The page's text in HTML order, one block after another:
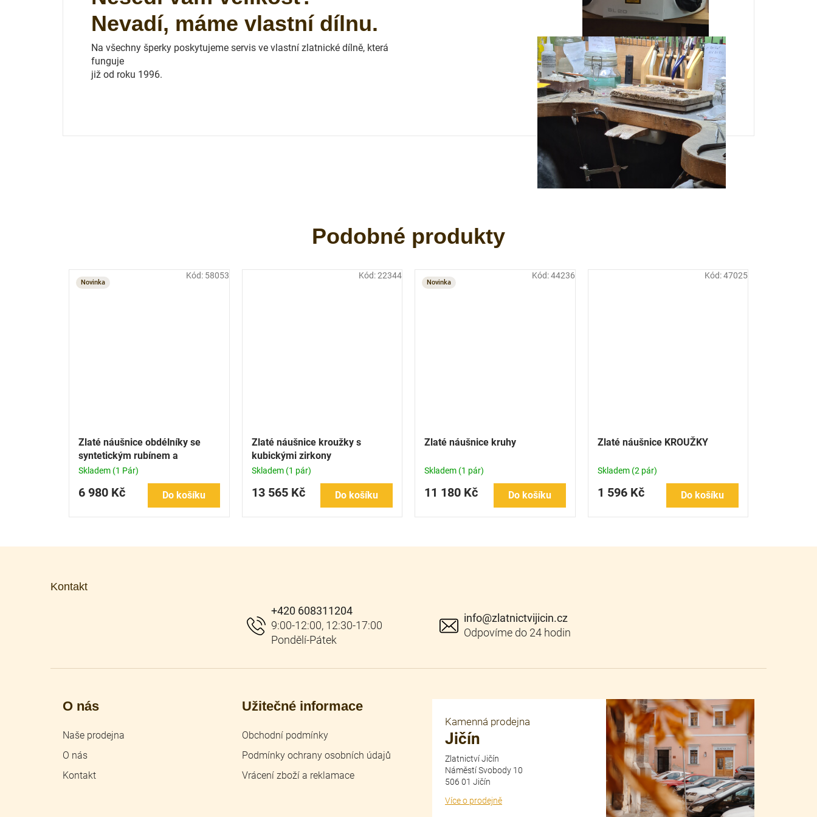
Novinka
Zlaté náušnice obdélníky se
syntetickým rubínem a
kubickými rubíny
Skladem (1 Pár)
6 980 Kč Do košíku
Kód: 58053
Zlaté náušnice kroužky s
kubickými zirkony
Skladem (1 pár)
13 565 Kč Do košíku
Kód:22344
Novinka
Zlaté náušnice kruhy
Skladem (1 pár)
11 180 Kč Do košíku
Kód:44236
Zlaté náušnice KROUŽKY
Skladem (2 pár)
1 596 Kč Do košíku
Kód:47025
Nevadí, máme vlastní dílnu.
Na všechny šperky poskytujeme servis ve vlastní zlatnické dílně, která
funguje
již od roku 1996.
Kontakt
info@zlatnictvijicin.cz
+420 608311204
O nás
Naše prodejna
O nás
Kontakt
Užitečné informace
Obchodní podmínky
Podmínky ochrany osobních údajů
Vrácení zboží a reklamace
Kamenná prodejna
Jičín
Zlatnictví Jičín
Náměstí Svobody 10
506 01 Jičín
Více o prodejně